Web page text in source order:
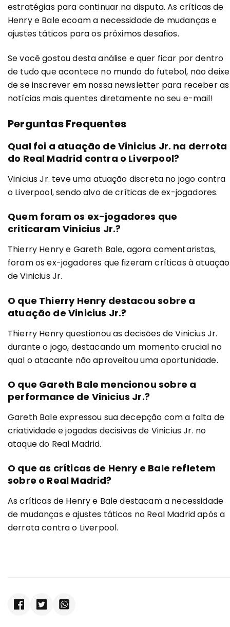
estratégias para continuar na disputa. As críticas de
Henry e Bale ecoam a necessidade de mudanças e
ajustes táticos para os próximos desafios.
Se você gostou desta análise e quer ficar por dentro
de tudo que acontece no mundo do futebol, não deixe
de se inscrever em nossa newsletter para receber as
notícias mais quentes diretamente no seu e-mail!
Perguntas Frequentes
Qual foi a atuação de Vinicius Jr. na derrota
do Real Madrid contra o Liverpool?
Vinicius Jr. teve uma atuação discreta no jogo contra
o Liverpool, sendo alvo de críticas de ex-jogadores.
Quem foram os ex-jogadores que
criticaram Vinicius Jr.?
Thierry Henry e Gareth Bale, agora comentaristas,
foram os ex-jogadores que fizeram críticas à atuação
de Vinicius Jr.
O que Thierry Henry destacou sobre a
atuação de Vinicius Jr.?
Thierry Henry questionou as decisões de Vinicius Jr.
durante o jogo, destacando um momento crucial no
qual o atacante não aproveitou uma oportunidade.
O que Gareth Bale mencionou sobre a
performance de Vinicius Jr.?
Gareth Bale expressou sua decepção com a falta de
criatividade e jogadas decisivas de Vinicius Jr. no
ataque do Real Madrid.
O que as críticas de Henry e Bale refletem
sobre o Real Madrid?
As críticas de Henry e Bale destacam a necessidade
de mudanças e ajustes táticos no Real Madrid após a
derrota contra o Liverpool.